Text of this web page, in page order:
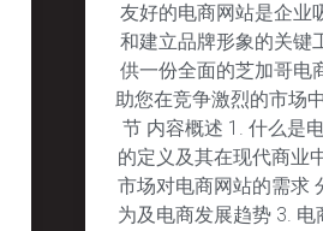
友好的电商网站是企业
和建立品牌形象的关键
供一份全面的芝加哥电
助您在竞争激烈的市场
节 内容概述 1. 什么是
的定义及其在现代商业
市场对电商网站的需求
为及电商发展趋势 3.